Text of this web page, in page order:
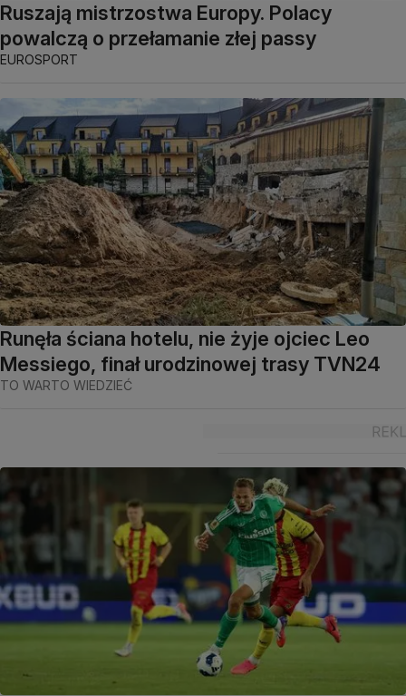
Ruszają mistrzostwa Europy. Polacy
powalczą o przełamanie złej passy
EUROSPORT
Runęła ściana hotelu, nie żyje ojciec Leo
Messiego, finał urodzinowej trasy TVN24
TO WARTO WIEDZIEĆ